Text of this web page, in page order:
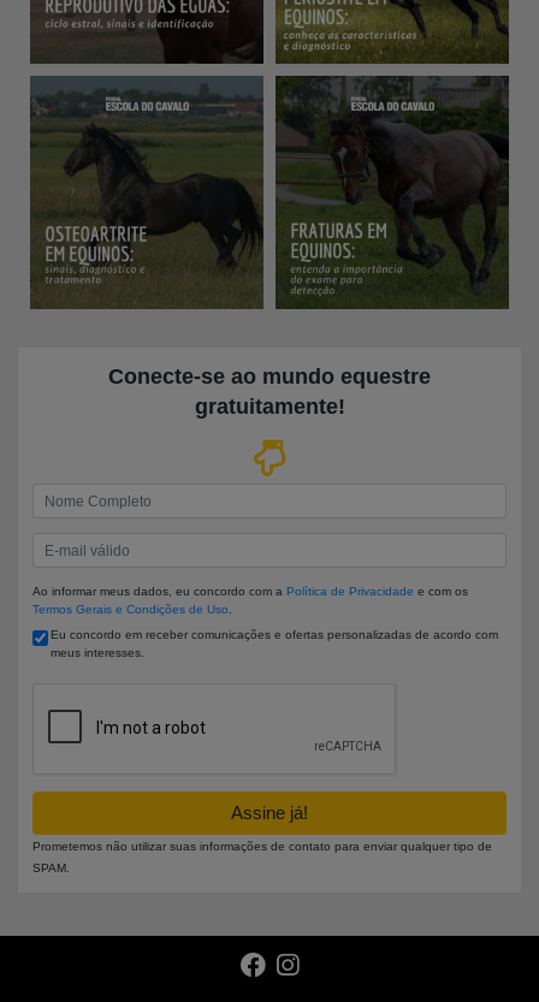
Conecte-se ao mundo equestre
gratuitamente!
Insira seu e-mail
Ao informar meus dados, eu concordo com a Política de Privacidade e com os
Termos Gerais e Condições de Uso.
Eu concordo em receber comunicações e ofertas personalizadas de acordo com
meus interesses.
Assine já!
Prometemos não utilizar suas informações de contato para enviar qualquer tipo de
SPAM.